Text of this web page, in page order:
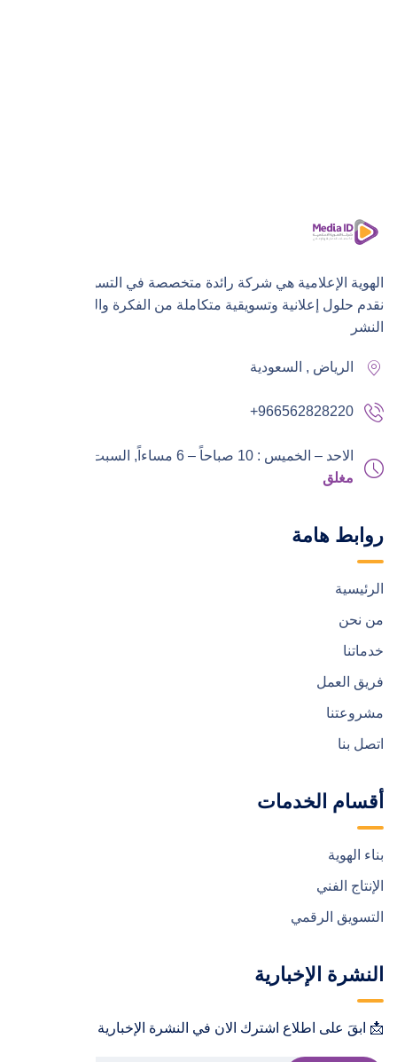
الهوية الإعلامية هي شركة رائدة متخصصة في التسويق الرقمي،
نقدم حلول إعلانية وتسويقية متكاملة من الفكرة والتنفيذ إلى
النشر
الرياض , السعودية
+966562828220
الاحد – الخميس : 10 صباحاً – 6 مساءاً,
السبت – الجمعة :
مغلق
روابط هامة
الرئيسية
من نحن
خدماتنا
فريق العمل
مشروعتنا
اتصل بنا
أقسام الخدمات
بناء الهوية
الإنتاج الفني
التسويق الرقمي
النشرة الإخبارية
📩 ابقَ على اطلاع اشترك الان في النشرة الإخبارية !📩